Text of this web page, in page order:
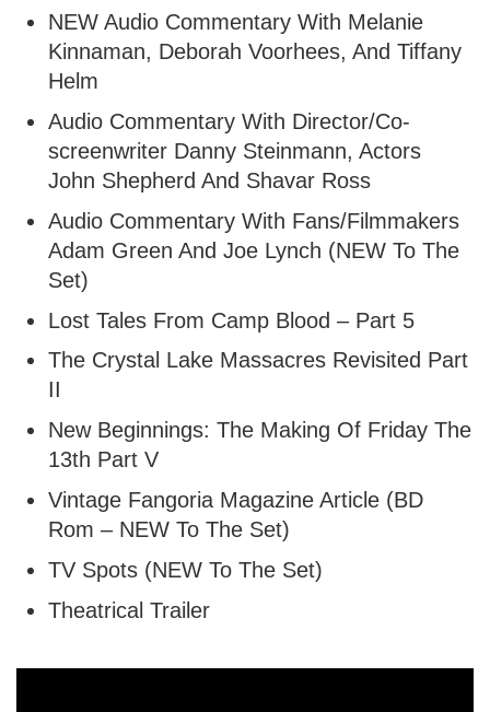
NEW Audio Commentary With Melanie
Kinnaman, Deborah Voorhees, And Tiffany
Helm
Audio Commentary With Director/Co-
screenwriter Danny Steinmann, Actors
John Shepherd And Shavar Ross
Audio Commentary With Fans/Filmmakers
Adam Green And Joe Lynch (NEW To The
Set)
Lost Tales From Camp Blood – Part 5
The Crystal Lake Massacres Revisited Part
II
New Beginnings: The Making Of Friday The
13th Part V
Vintage Fangoria Magazine Article (BD
Rom – NEW To The Set)
TV Spots (NEW To The Set)
Theatrical Trailer